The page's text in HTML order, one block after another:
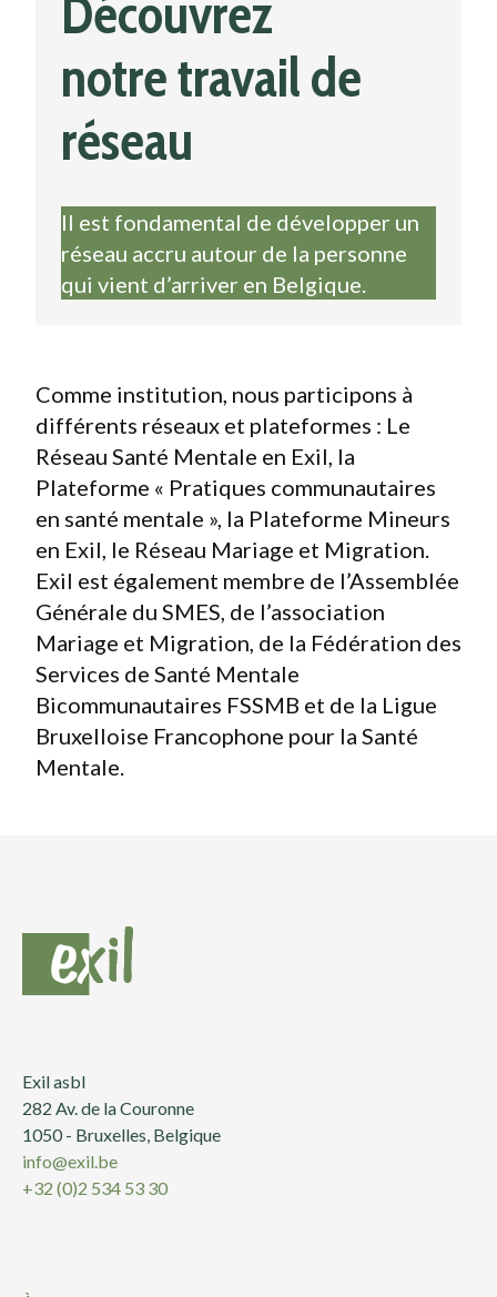
Découvrez
notre travail de
réseau
Il est fondamental de développer un
réseau accru autour de la personne
qui vient d’arriver en Belgique.
Comme institution, nous participons à
différents réseaux et plateformes : Le
Réseau Santé Mentale en Exil, la
Plateforme « Pratiques communautaires
en santé mentale », la Plateforme Mineurs
en Exil, le Réseau Mariage et Migration.
Exil est également membre de l’Assemblée
Générale du SMES, de l’association
Mariage et Migration, de la Fédération des
Services de Santé Mentale
Bicommunautaires FSSMB et de la Ligue
Bruxelloise Francophone pour la Santé
Mentale.
Exil asbl
282 Av. de la Couronne
1050 - Bruxelles, Belgique
info@exil.be
+32 (0)2 534 53 30